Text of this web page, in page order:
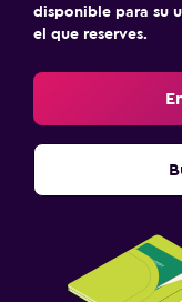
disponible para su
el que reserves.